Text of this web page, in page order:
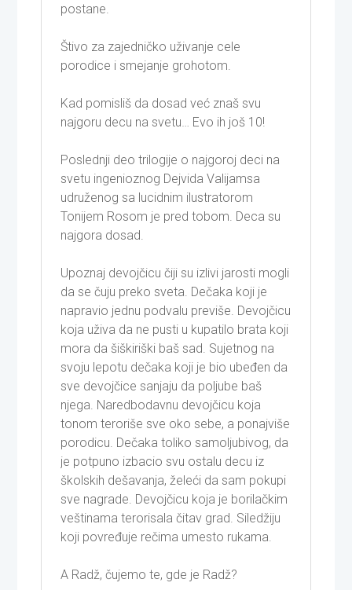
postane.
Štivo za zajedničko uživanje cele
porodice i smejanje grohotom.
Kad pomisliš da dosad već znaš svu
najgoru decu na svetu… Evo ih još 10!
Poslednji deo trilogije o najgoroj deci na
svetu ingenioznog Dejvida Valijamsa
udruženog sa lucidnim ilustratorom
Tonijem Rosom je pred tobom. Deca su
najgora dosad.
Upoznaj devojčicu čiji su izlivi jarosti mogli
da se čuju preko sveta. Dečaka koji je
napravio jednu podvalu previše. Devojčicu
koja uživa da ne pusti u kupatilo brata koji
mora da šiškiriški baš sad. Sujetnog na
svoju lepotu dečaka koji je bio ubeđen da
sve devojčice sanjaju da poljube baš
njega. Naredbodavnu devojčicu koja
tonom teroriše sve oko sebe, a ponajviše
porodicu. Dečaka toliko samoljubivog, da
je potpuno izbacio svu ostalu decu iz
školskih dešavanja, želeći da sam pokupi
sve nagrade. Devojčicu koja je borilačkim
veštinama terorisala čitav grad. Siledžiju
koji povređuje rečima umesto rukama.
A Radž, čujemo te, gde je Radž?